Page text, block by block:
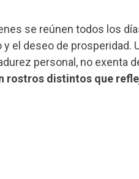
se reúnen todos los
el deseo de prosperidad.
personal, no exenta
rostros distintos que